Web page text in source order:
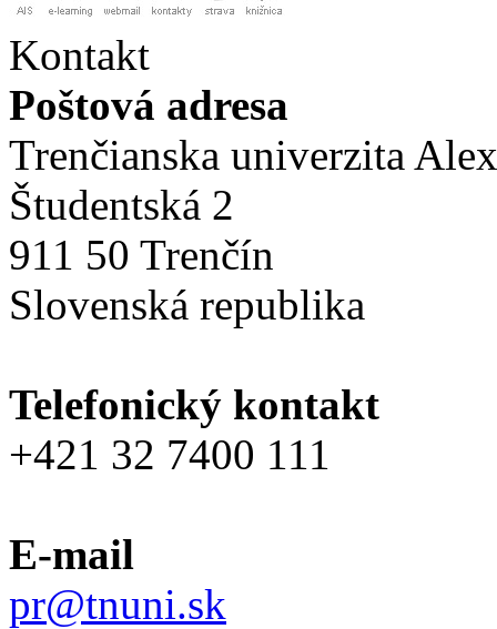
Kontakt
Poštová adresa
Trenčianska univerzita
Študentská 2
911 50 Trenčín
Slovenská republika
Telefonický kontakt
+421 32 7400 111
E-mail
pr@tnuni.sk